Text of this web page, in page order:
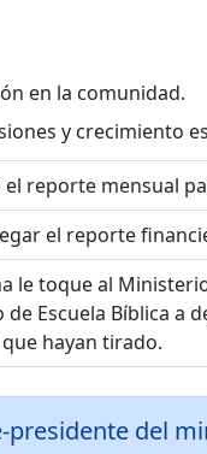
en la comunidad.
y crecimiento
reporte mensual
el reporte
le toque al
Escuela Bíblica a
hayan tirado.
presidente del